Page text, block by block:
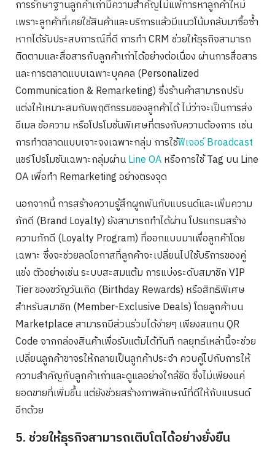
การรักษาฐานลูกค้าเก่ามีความสำคัญไม่แพ้การหาลูกค้าใหม่
เพราะลูกค้าที่เคยใช้สินค้าและบริการแล้วมีแนวโน้มกลับมาซื้อซ้ำ
หากได้รับประสบการณ์ที่ดี การทำ CRM ช่วยให้ธุรกิจสามารถ
ติดตามและสื่อสารกับลูกค้าเก่าได้อย่างต่อเนื่อง ผ่านการสื่อสาร
และการตลาดแบบเฉพาะบุคคล (Personalized
Communication & Remarketing) ซึ่งร้านค้าสามารถปรับ
แต่งให้เหมาะสมกับพฤติกรรมของลูกค้าได้ ไม่ว่าจะเป็นการส่ง
อีเมล ข้อความ หรือโปรโมชั่นพิเศษที่ตรงกับความต้องการ เช่น
การทำตลาดแบบเจาะจงเฉพาะกลุ่ม การใช้ฟีเจอร์ Broadcast
แชร์โปรโมชันเฉพาะกลุ่มผ่านLine OAหรือการใช้ Tag บน Line
OA เพื่อทำ Remarketing อย่างตรงจุด
นอกจากนี้ การสร้างความรู้สึกผูกพันกับแบรนด์และเพิ่มความ
ภักดี (Brand Loyalty) ยังสามารถทำได้ผ่าน โปรแกรมสร้าง
ความภักดี (Loyalty Program) ที่ออกแบบมาเพื่อลูกค้าโดย
เฉพาะ ซึ่งจะช่วยลดโอกาสที่ลูกค้าจะเปลี่ยนไปใช้บริการของคู่
แข่ง ตัวอย่างเช่น ระบบสะสมแต้ม การแบ่งระดับสมาชิก VIP
Tier ของขวัญวันเกิด (Birthday Rewards) หรือสิทธิพิเศษ
สำหรับสมาชิก (Member-Exclusive Deals) โดยลูกค้าบน
Marketplace สามารถมีส่วนร่วมได้ง่ายๆ เพียงสแกน QR
Code จากกล่องสินค้าเพื่อรับแต้มได้ทันที กลยุทธ์เหล่านี้จะช่วย
เปลี่ยนลูกค้าขาจรให้กลายเป็นลูกค้าประจำ ควบคู่ไปกับการให้
ความสำคัญกับลูกค้าเก่าและดูแลอย่างใกล้ชิด ซึ่งไม่เพียงแค่
ยอดขายที่เพิ่มขึ้น แต่ยังช่วยสร้างภาพลักษณ์ที่ดีให้กับแบรนด์
อีกด้วย
5. ช่วยให้ธุรกิจสามารถเติบโตได้อย่างยั่งยืน